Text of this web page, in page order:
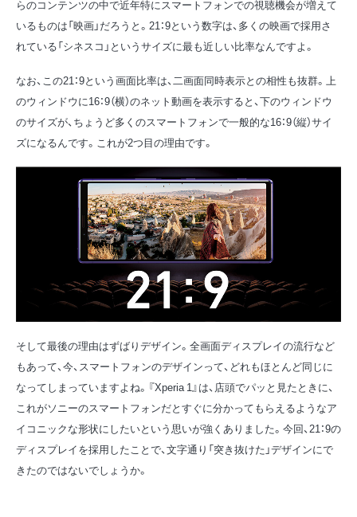
らのコンテンツの中で近年特にスマートフォンでの視聴機会が増えて
いるものは「映画」だろうと。21：9という数字は、多くの映画で採用さ
れている「シネスコ」というサイズに最も近しい比率なんですよ。
なお、この21：9という画面比率は、二画面同時表示との相性も抜群。上
のウィンドウに16：9（横）のネット動画を表示すると、下のウィンドウ
のサイズが、ちょうど多くのスマートフォンで一般的な16：9（縦）サイ
ズになるんです。これが2つ目の理由です。
そして最後の理由はずばりデザイン。全画面ディスプレイの流行など
もあって、今、スマートフォンのデザインって、どれもほとんど同じに
なってしまっていますよね。『Xperia 1』は、店頭でパッと見たときに、
これがソニーのスマートフォンだとすぐに分かってもらえるようなア
イコニックな形状にしたいという思いが強くありました。今回、21：9の
ディスプレイを採用したことで、文字通り「突き抜けた」デザインにで
きたのではないでしょうか。